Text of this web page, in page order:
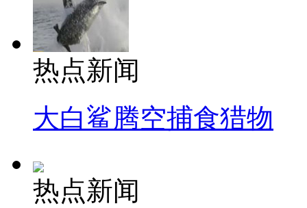
热点新闻
大白鲨腾空捕食猎物
热点新闻